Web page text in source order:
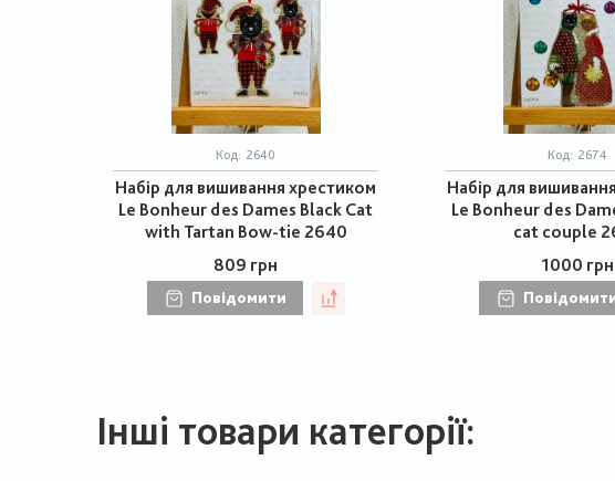
Код: 2640
Набір для вишивання хрестиком
Le Bonheur des Dames Black Cat
with Tartan Bow-tie 2640
809 грн
Повідомити
Код: 2674
Набір для
Le Bonheur des
cat couple
1000 грн
Інші товари категорії: